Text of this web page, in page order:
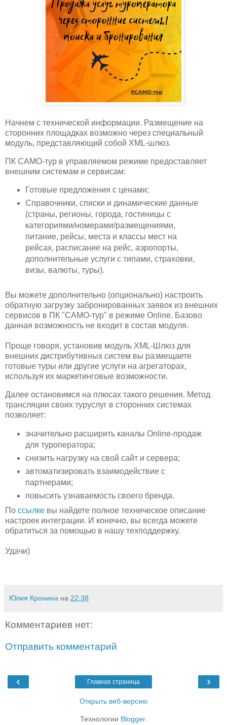
Начнем с технической информации. Размещение на
сторонних площадках возможно через специальный
модуль, представляющий собой XML-шлюз.
ПК САМО-тур в управляемом режиме предоставляет
внешним системам и сервисам:
Готовые предложения с ценами;
Справочники, списки и динамические данные
(страны, регионы, города, гостиницы с
категориями/номерами/размещениями,
питание, рейсы, места и классы мест на
рейсах, расписание на рейс, аэропорты,
дополнительные услуги с типами, страховки,
визы, валюты, туры).
Вы можете дополнительно (опционально) настроить
обратную загрузку забронированных заявок из внешних
сервисов в ПК "САМО-тур" в режиме Online. Базово
данная возможность не входит в состав модуля.
Проще говоря, установив модуль XML-Шлюз для
внешних дистрибутивных систем вы размещаете
готовые туры или другие услуги на агрегаторах,
используя их маркетинговые возможности.
Далее остановимся на плюсах такого решения. Метод
трансляции своих туруслуг в сторонних системах
позволяет:
значительно расширить каналы Online-продаж
для туроператора;
снизить нагрузку на свой сайт и сервера;
автоматизировать взаимодействие с
партнерами;
повысить узнаваемость своего бренда.
По ссылке вы найдете полное техническое описание
настроек интеграции. И конечно, вы всегда можете
обратиться за помощью в нашу техподдержку.
Удачи)
Юлия Кронина на 22:38
Комментариев нет:
Отправить комментарий
‹ ›
Главная страница
Открыть веб-версию
Технологии Blogger.